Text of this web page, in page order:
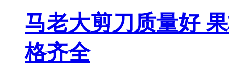
马老大剪刀质量好
格齐全